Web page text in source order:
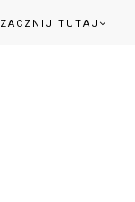
ZACZNIJ TUTAJ